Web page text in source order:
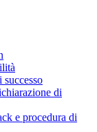
di
e procedura di